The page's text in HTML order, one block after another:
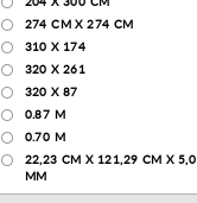
204 Х 300 СМ
274 СМ Х 274 СМ
310 X 174
320 X 261
320 X 87
0.87 M
0.70 M
22,23 CM X 121,29 CM X 5,0
MM